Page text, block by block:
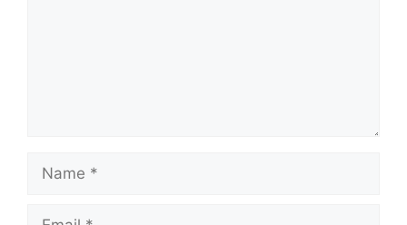
Name
Email